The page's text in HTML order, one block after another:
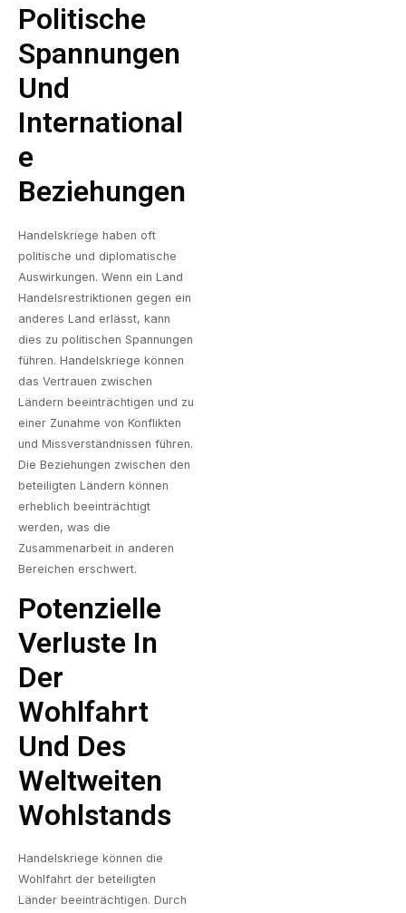
Politische
Spannungen
Und
International
E
Beziehungen
Handelskriege haben oft
politische und diplomatische
Auswirkungen. Wenn ein Land
Handelsrestriktionen gegen ein
anderes Land erlässt, kann
dies zu politischen Spannungen
führen. Handelskriege können
das Vertrauen zwischen
Ländern beeinträchtigen und zu
einer Zunahme von Konflikten
und Missverständnissen führen.
Die Beziehungen zwischen den
beteiligten Ländern können
erheblich beeinträchtigt
werden, was die
Zusammenarbeit in anderen
Bereichen erschwert.
Potenzielle
Verluste In
Der
Wohlfahrt
Und Des
Weltweiten
Wohlstands
Handelskriege können die
Wohlfahrt der beteiligten
Länder beeinträchtigen. Durch